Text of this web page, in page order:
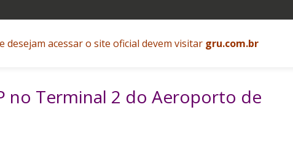
desejam acessar o site oficial devem visitar gru.com.br
no Terminal 2 do Aeroporto de